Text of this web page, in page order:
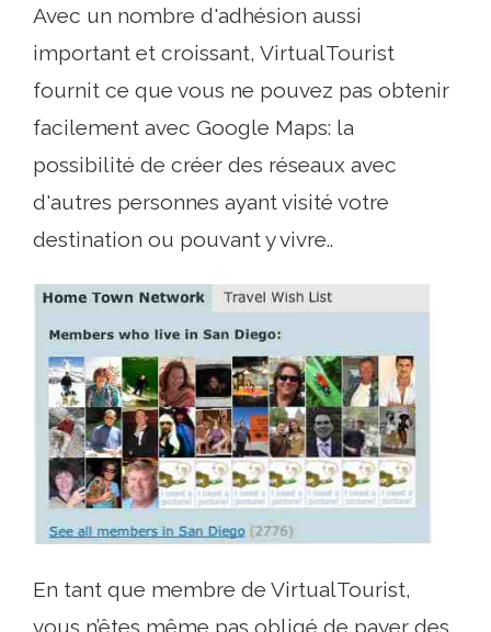
Avec un nombre d'adhésion aussi
important et croissant, VirtualTourist
fournit ce que vous ne pouvez pas obtenir
facilement avec Google Maps: la
possibilité de créer des réseaux avec
d'autres personnes ayant visité votre
destination ou pouvant y vivre..
En tant que membre de VirtualTourist,
vous n’êtes même pas obligé de payer des